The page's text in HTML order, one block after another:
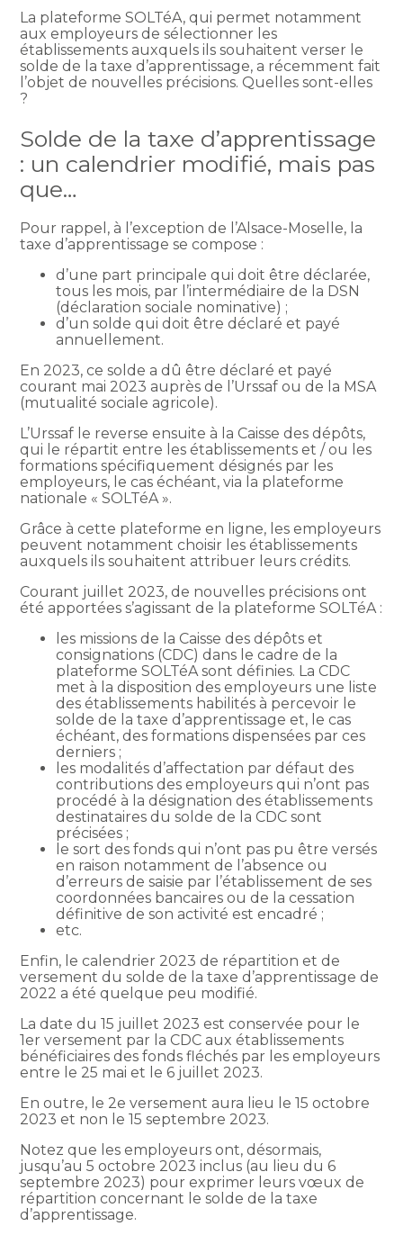
La plateforme SOLTéA, qui permet notamment
aux employeurs de sélectionner les
établissements auxquels ils souhaitent verser le
solde de la taxe d’apprentissage, a récemment fait
l’objet de nouvelles précisions. Quelles sont-elles
?
Solde de la taxe d’apprentissage
: un calendrier modifié, mais pas
que…
Pour rappel, à l’exception de l’Alsace-Moselle, la
taxe d’apprentissage se compose :
d’une part principale qui doit être déclarée,
tous les mois, par l’intermédiaire de la DSN
(déclaration sociale nominative) ;
d’un solde qui doit être déclaré et payé
annuellement.
En 2023, ce solde a dû être déclaré et payé
courant mai 2023 auprès de l’Urssaf ou de la MSA
(mutualité sociale agricole).
L’Urssaf le reverse ensuite à la Caisse des dépôts,
qui le répartit entre les établissements et / ou les
formations spécifiquement désignés par les
employeurs, le cas échéant, via la plateforme
nationale « SOLTéA ».
Grâce à cette plateforme en ligne, les employeurs
peuvent notamment choisir les établissements
auxquels ils souhaitent attribuer leurs crédits.
Courant juillet 2023, de nouvelles précisions ont
été apportées s’agissant de la plateforme SOLTéA :
les missions de la Caisse des dépôts et
consignations (CDC) dans le cadre de la
plateforme SOLTéA sont définies. La CDC
met à la disposition des employeurs une liste
des établissements habilités à percevoir le
solde de la taxe d’apprentissage et, le cas
échéant, des formations dispensées par ces
derniers ;
les modalités d’affectation par défaut des
contributions des employeurs qui n’ont pas
procédé à la désignation des établissements
destinataires du solde de la CDC sont
précisées ;
le sort des fonds qui n’ont pas pu être versés
en raison notamment de l’absence ou
d’erreurs de saisie par l’établissement de ses
coordonnées bancaires ou de la cessation
définitive de son activité est encadré ;
etc.
Enfin, le calendrier 2023 de répartition et de
versement du solde de la taxe d’apprentissage de
2022 a été quelque peu modifié.
La date du 15 juillet 2023 est conservée pour le
1er versement par la CDC aux établissements
bénéficiaires des fonds fléchés par les employeurs
entre le 25 mai et le 6 juillet 2023.
En outre, le 2e versement aura lieu le 15 octobre
2023 et non le 15 septembre 2023.
Notez que les employeurs ont, désormais,
jusqu’au 5 octobre 2023 inclus (au lieu du 6
septembre 2023) pour exprimer leurs vœux de
répartition concernant le solde de la taxe
d’apprentissage.